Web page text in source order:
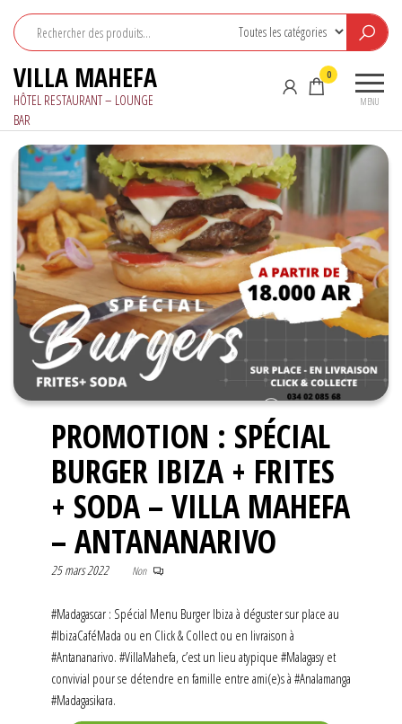
contenu
VILLA MAHEFA
HÔTEL RESTAURANT – LOUNGE
BAR
MENU
0
PROMOTION : SPÉCIAL
BURGER IBIZA + FRITES
+ SODA – VILLA MAHEFA
– ANTANANARIVO
25 mars 2022 Non
#Madagascar : Spécial Menu Burger Ibiza à déguster sur place au
#IbizaCaféMada ou en Click & Collect ou en livraison à
#Antananarivo. #VillaMahefa, c’est un lieu atypique #Malagasy et
convivial pour se détendre en famille entre ami(e)s à #Analamanga
#Madagasikara.